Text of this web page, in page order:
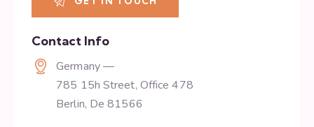
Contact Info
Germany —
785 15h Street, Office 478
Berlin, De 81566